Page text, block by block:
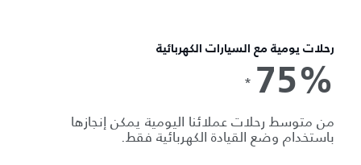
رحلات يومية مع السيارات الكهربائية
75%
*
من متوسط رحلات عملائنا اليومية يمكن إنجازها
باستخدام وضع القيادة الكهربائية فقط.